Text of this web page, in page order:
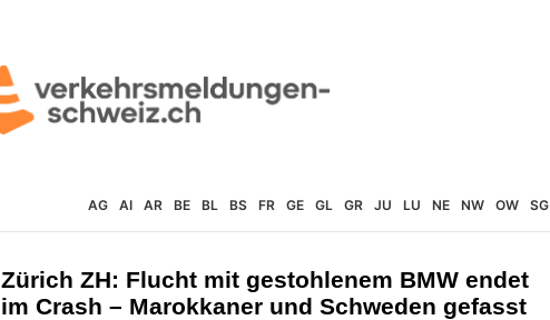
AG AI AR BE BL BS FR GE GL GR JU LU NE NW OW SG
Zürich ZH: Flucht mit gestohlenem BMW endet
im Crash – Marokkaner und Schweden gefasst